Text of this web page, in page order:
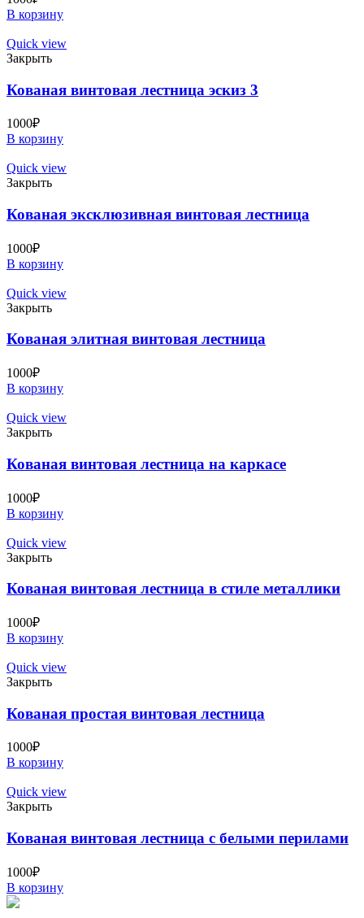
В корзину
Quick view
Закрыть
Кованая винтовая лестница эскиз 3
1000₽
В корзину
Quick view
Закрыть
Кованая эксклюзивная винтовая лестница
1000₽
В корзину
Quick view
Закрыть
Кованая элитная винтовая лестница
1000₽
В корзину
Quick view
Закрыть
Кованая винтовая лестница на каркасе
1000₽
В корзину
Quick view
Закрыть
Кованая винтовая лестница в стиле металлики
1000₽
В корзину
Quick view
Закрыть
Кованая простая винтовая лестница
1000₽
В корзину
Quick view
Закрыть
Кованая винтовая лестница с белыми перилами
1000₽
В корзину